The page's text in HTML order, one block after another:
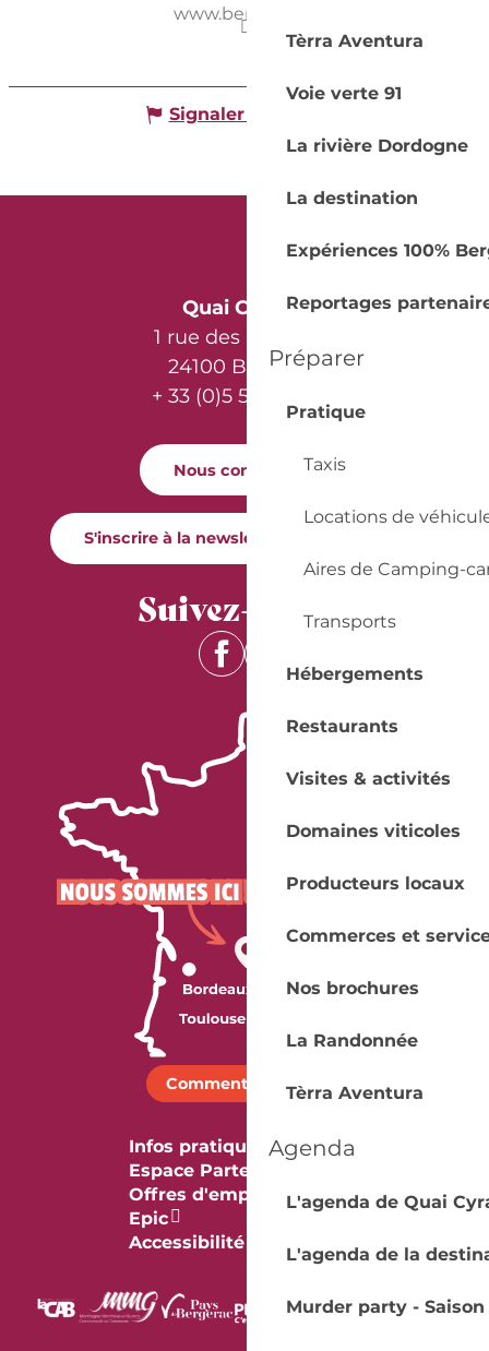
Tèrra Aventura
Voie verte 91
La rivière Dordogne
La destination
Expériences 100%
Reportages
Préparer
Pratique
Taxis
Locations de
Aires de Camping-
Transports
Hébergements
Restaurants
Visites & activités
Domaines viticoles
Producteurs locaux
Commerces et
Nos brochures
La Randonnée
Tèrra Aventura
Agenda
L'agenda de Quai
L'agenda de la
Murder party - Saison
www.bergerac.fr
Signaler une erreur
Quai Cyrano
1 rue des Récollets
24100 Bergerac
+ 33 (0)5 53 57 03 11
Nous contacter
S'inscrire à la newsletter Quai Cyrano
Suivez-nous !
Comment venir ?
Infos pratiques
Espace Partenaires
Offres d'emploi & stage
Epic
Accessibilité